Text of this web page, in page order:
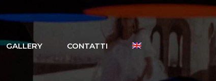
GALLERY CONTATTI